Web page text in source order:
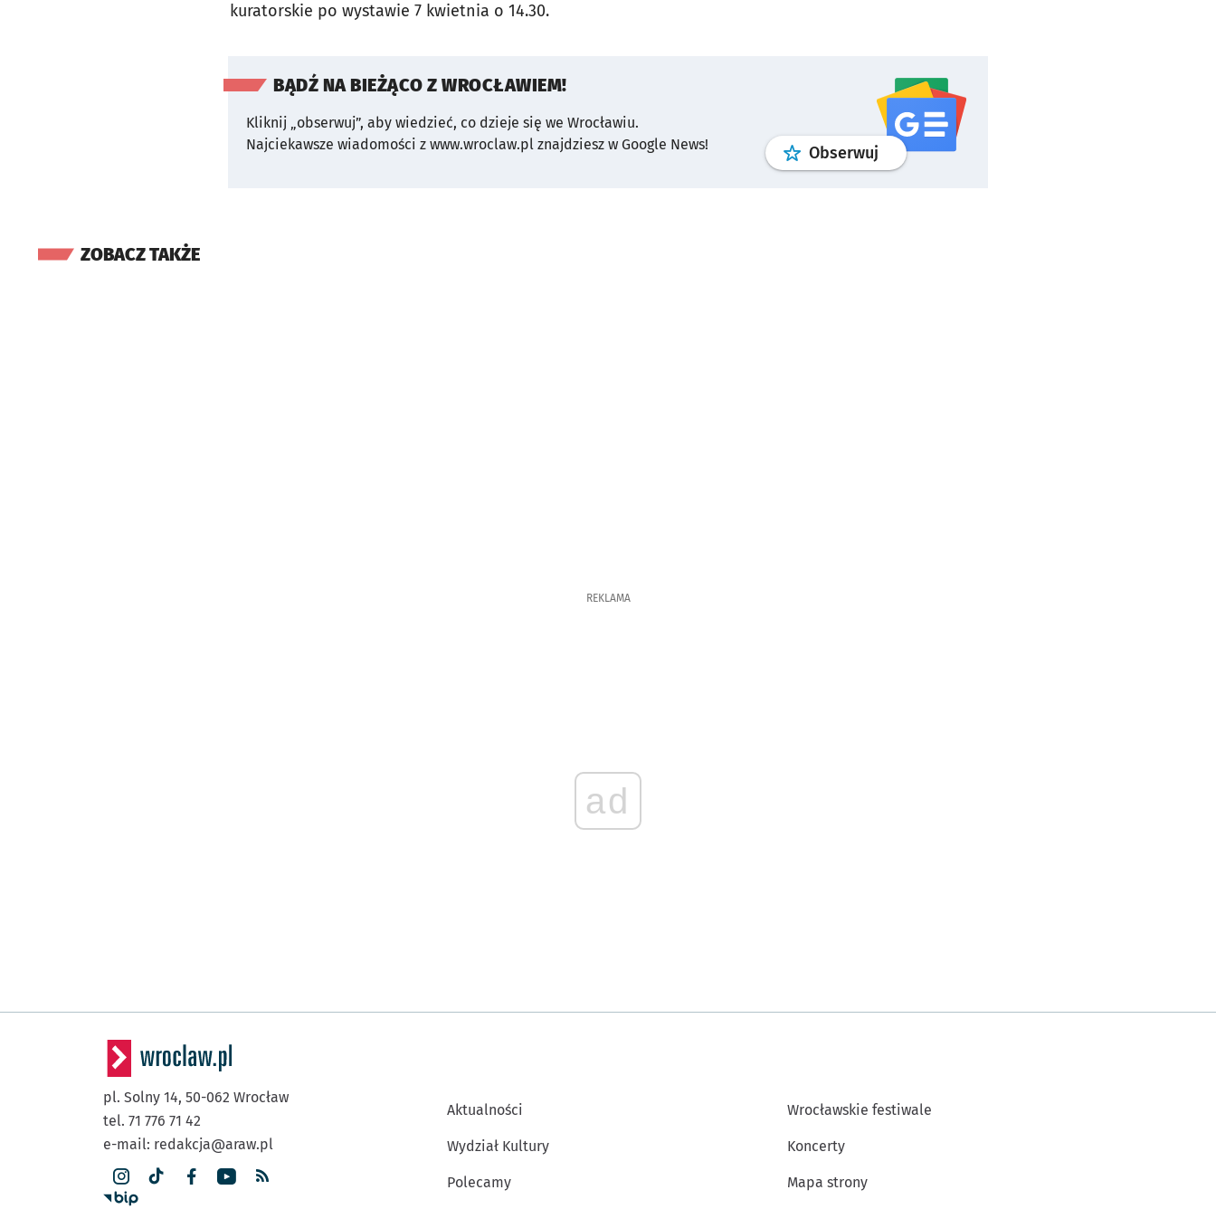
kuratorskie po wystawie 7 kwietnia o 14.30.
BĄDŹ NA BIEŻĄCO Z WROCŁAWIEM!
Kliknij „obserwuj”, aby wiedzieć, co dzieje się we Wrocławiu.
Najciekawsze wiadomości z www.wroclaw.pl znajdziesz w Google News!
Obserwuj profilgoogle news
ZOBACZ TAKŻE
REKLAMA
ad
pl. Solny 14, 50-062 Wrocław
tel. 71 776 71 42
e-mail: redakcja@araw.pl
Aktualności
Wydział Kultury
Polecamy
Wrocławskie festiwale
Koncerty
Mapa strony